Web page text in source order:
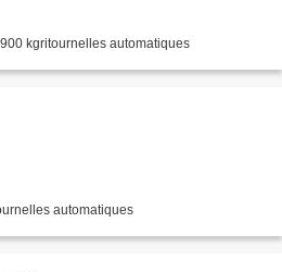
kgritournelles automatiques
automatiques